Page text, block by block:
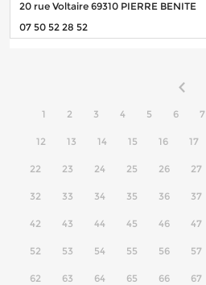
20 rue Voltaire 69310 PIERRE BENITE
07 50 52 28 52
1 2 3 4 5 6 7
12 13 14 15 16 17
22 23 24 25 26 27
32 33 34 35 36 37
42 43 44 45 46 47
52 53 54 55 56 57
62 63 64 65 66 67